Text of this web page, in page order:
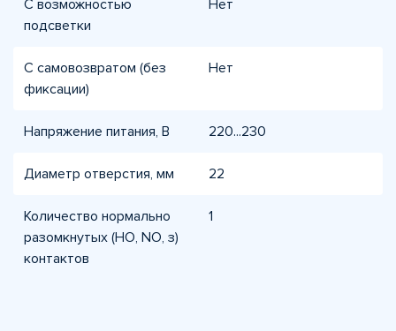
С возможностью
подсветки
Нет
С самовозвратом (без
фиксации)
Нет
Напряжение питания, В 220...230
Диаметр отверстия, мм 22
Количество нормально
разомкнутых (НО, NO, з)
контактов
1